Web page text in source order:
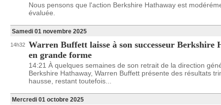
Nous pensons que l'action Berkshire Hathaway est
évaluée.
Samedi 01 novembre 2025
14h32 Warren Buffett laisse à son successeur Berkshire
en grande forme
14:21 À quelques semaines de son retrait de la direction
Berkshire Hathaway, Warren Buffett présente des résultats
hausse, restant toutefois...
Mercredi 01 octobre 2025